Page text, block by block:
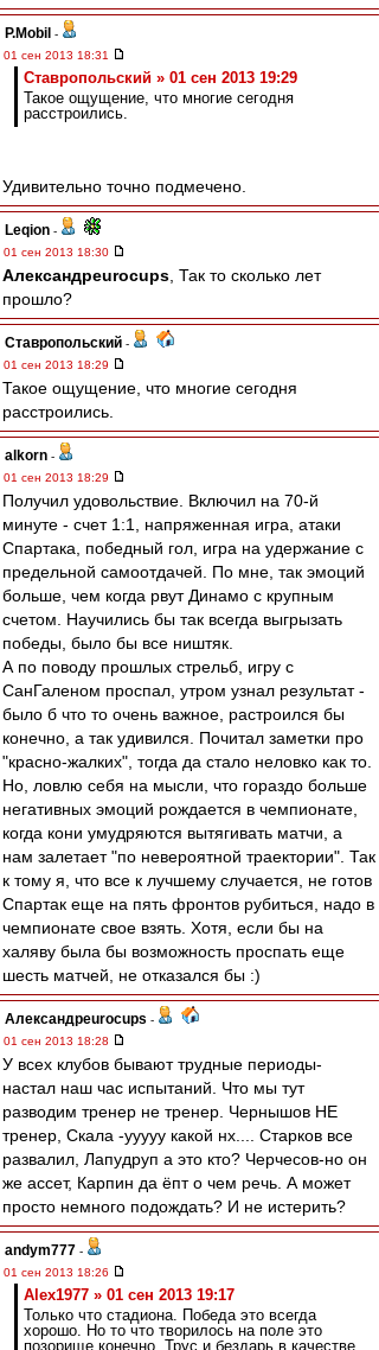
P.Mobil -
01 сен 2013 18:31
Ставропольский » 01 сен 2013 19:29
Такое ощущение, что многие сегодня
расстроились.
Удивительно точно подмечено.
Leqion -
01 сен 2013 18:30
Александрeurocups , Так то сколько лет
прошло?
Ставропольский -
01 сен 2013 18:29
Такое ощущение, что многие сегодня
расстроились.
alkorn -
01 сен 2013 18:29
Получил удовольствие. Включил на 70-й
минуте - счет 1:1, напряженная игра, атаки
Спартака, победный гол, игра на удержание с
предельной самоотдачей. По мне, так эмоций
больше, чем когда рвут Динамо с крупным
счетом. Научились бы так всегда выгрызать
победы, было бы все ништяк.
А по поводу прошлых стрельб, игру с
СанГаленом проспал, утром узнал результат -
было б что то очень важное, растроился бы
конечно, а так удивился. Почитал заметки про
"красно-жалких", тогда да стало неловко как то.
Но, ловлю себя на мысли, что гораздо больше
негативных эмоций рождается в чемпионате,
когда кони умудряются вытягивать матчи, а
нам залетает "по невероятной траектории". Так
к тому я, что все к лучшему случается, не готов
Спартак еще на пять фронтов рубиться, надо в
чемпионате свое взять. Хотя, если бы на
халяву была бы возможность проспать еще
шесть матчей, не отказался бы :)
Александрeurocups -
01 сен 2013 18:28
У всех клубов бывают трудные периоды-
настал наш час испытаний. Что мы тут
разводим тренер не тренер. Чернышов НЕ
тренер, Скала -ууууу какой нх.... Старков все
развалил, Лапудруп а это кто? Черчесов-но он
же ассет, Карпин да ёпт о чем речь. А может
просто немного подождать? И не истерить?
andym777 -
01 сен 2013 18:26
Alex1977 » 01 сен 2013 19:17
Только что стадиона. Победа это всегда
хорошо. Но то что творилось на поле это
позорище конечно. Трус и бездарь в качестве